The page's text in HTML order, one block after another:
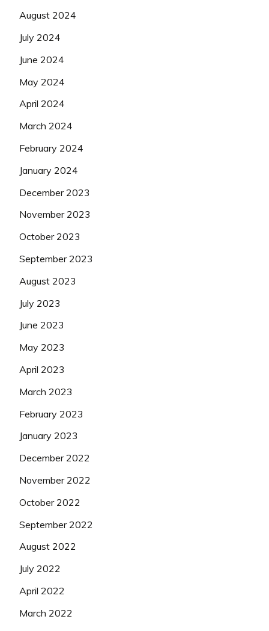
August 2024
July 2024
June 2024
May 2024
April 2024
March 2024
February 2024
January 2024
December 2023
November 2023
October 2023
September 2023
August 2023
July 2023
June 2023
May 2023
April 2023
March 2023
February 2023
January 2023
December 2022
November 2022
October 2022
September 2022
August 2022
July 2022
April 2022
March 2022